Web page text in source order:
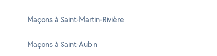
Maçons à Saint-Martin-Rivière
Maçons à Saint-Aubin